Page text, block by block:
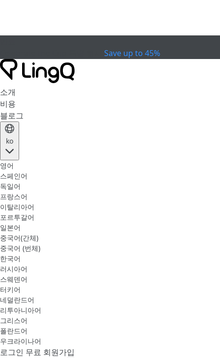
Save up to 45%
소개
비용
블로그
ko
영어
스페인어
독일어
프랑스어
이탈리아어
포르투갈어
일본어
중국어(간체)
중국어 (번체)
한국어
러시아어
스웨덴어
터키어
네덜란드어
리투아니아어
그리스어
폴란드어
우크라이나어
로그인 무료 회원가입